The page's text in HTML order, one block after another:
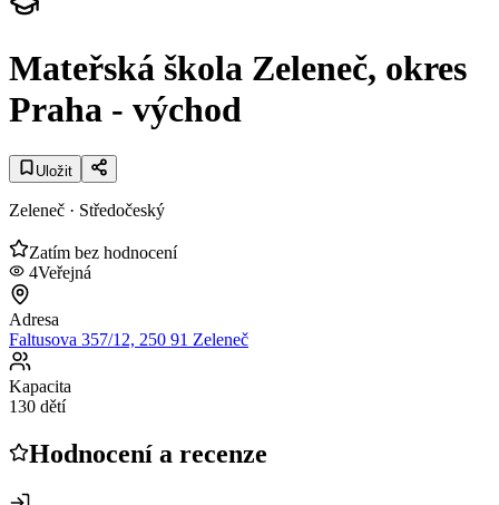
Mateřská škola Zeleneč, okres
Praha - východ
Uložit
Zeleneč · Středočeský
Zatím bez hodnocení
4Veřejná
Adresa
Faltusova 357/12, 250 91 Zeleneč
Kapacita
130 dětí
Hodnocení a recenze